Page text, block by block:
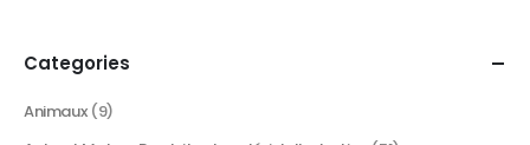
Categories
Animaux (9)